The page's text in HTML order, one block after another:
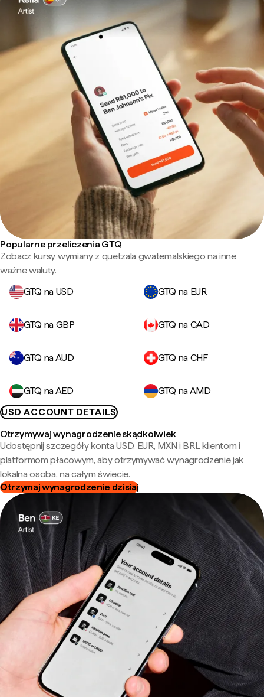
Popularne przeliczenia GTQ
Zobacz kursy wymiany z quetzala gwatemalskiego na inne
ważne waluty.
GTQ na USD
GTQ na EUR
GTQ na GBP GTQ na CAD
GTQ na AUD GTQ na CHF
GTQ na AED
GTQ na AMD
USD ACCOUNT DETAILS
Otrzymywaj wynagrodzenie skądkolwiek
Udostępnij szczegóły konta USD, EUR, MXN i BRL klientom i
platformom płacowym, aby otrzymywać wynagrodzenie jak
lokalna osoba, na całym świecie.
Otrzymaj wynagrodzenie dzisiaj